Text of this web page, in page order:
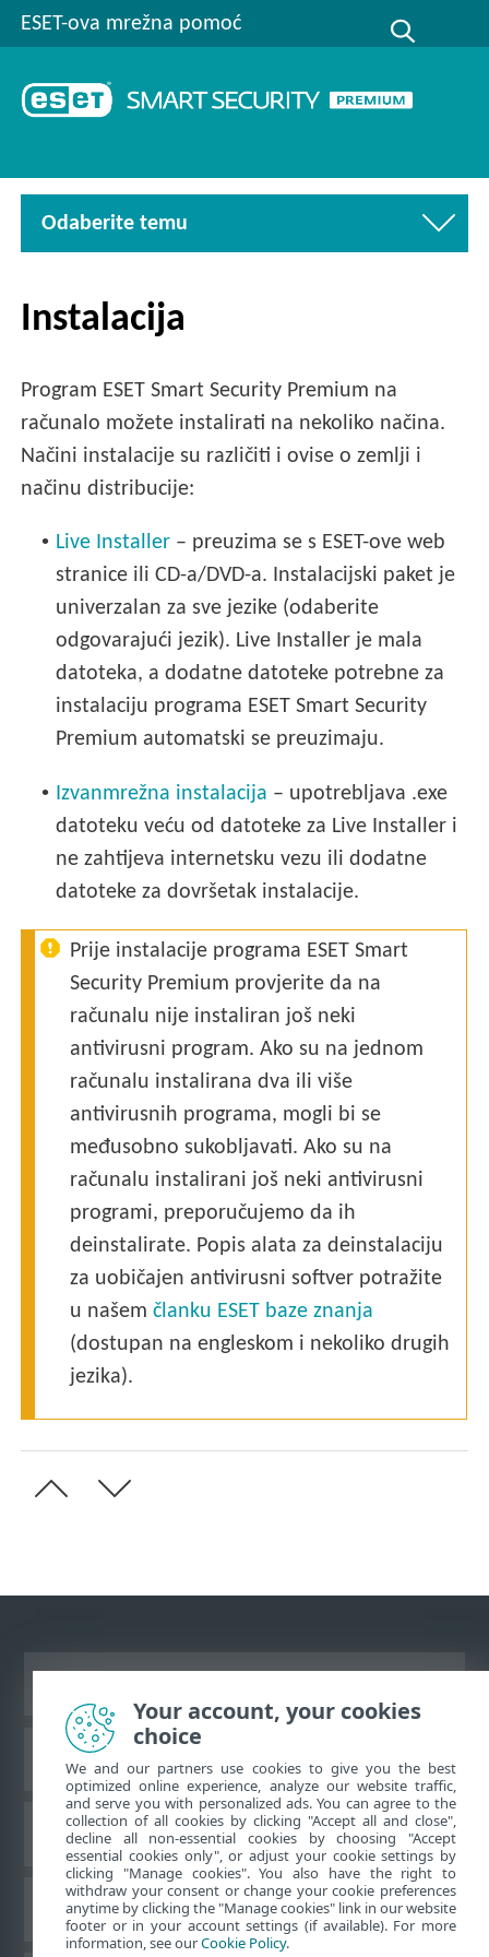
ESET-ova mrežna pomoć
Odaberite temu
Instalacija
Program ESET Smart Security Premium na
računalo možete instalirati na nekoliko načina.
Načini instalacije su različiti i ovise o zemlji i
načinu distribucije:
• Live Installer – preuzima se s ESET-ove web
stranice ili CD-a/DVD-a. Instalacijski paket je
univerzalan za sve jezike (odaberite
odgovarajući jezik). Live Installer je mala
datoteka, a dodatne datoteke potrebne za
instalaciju programa ESET Smart Security
Premium automatski se preuzimaju.
• Izvanmrežna instalacija – upotrebljava .exe
datoteku veću od datoteke za Live Installer i
ne zahtijeva internetsku vezu ili dodatne
datoteke za dovršetak instalacije.
Prije instalacije programa ESET Smart
Security Premium provjerite da na
računalu nije instaliran još neki
antivirusni program. Ako su na jednom
računalu instalirana dva ili više
antivirusnih programa, mogli bi se
međusobno sukobljavati. Ako su na
računalu instalirani još neki antivirusni
programi, preporučujemo da ih
deinstalirate. Popis alata za deinstalaciju
za uobičajen antivirusni softver potražite
u našemčlanku ESET baze znanja
(dostupan na engleskom i nekoliko drugih
jezika).
ESET-ova baza znanja
ESET-ov forum
Regionalna podrška
Your account, your cookies
choice
We and our partners use cookies to give you the best
optimized online experience, analyze our website traffic,
and serve you with personalized ads. You can agree to the
collection of all cookies by clicking "Accept all and close",
decline all non-essential cookies by choosing "Accept
essential cookies only", or adjust your cookie settings by
clicking "Manage cookies". You also have the right to
withdraw your consent or change your cookie preferences
anytime by clicking the "Manage cookies" link in our website
footer or in your account settings (if available). For more
information, see ourCookie Policy.